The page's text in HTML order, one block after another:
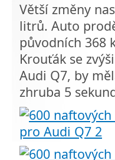
Větší změny
litrů. Auto
původních 368
Krouťák se
Audi Q7, by
zhruba 5